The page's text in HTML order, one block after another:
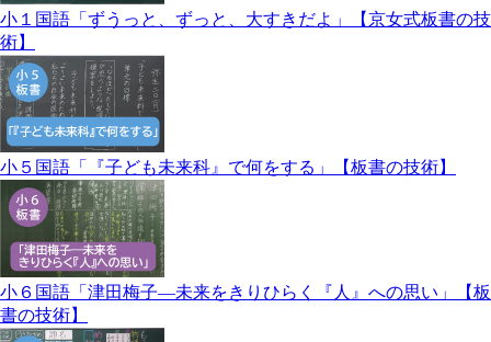
小１国語「ずうっと、ずっと、大すきだよ」【京女式板書の技
術】
小５国語「『子ども未来科』で何をする」【板書の技術】
小６国語「津田梅子―未来をきりひらく『人』への思い」【板
書の技術】